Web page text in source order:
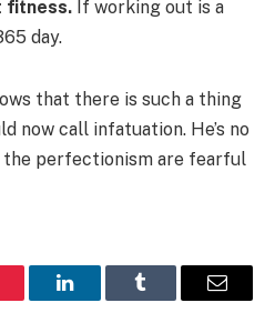
fitness. If working out is a
day.
that there is such a thing
now call infatuation. He’s no
the perfectionism are fearful
LinkedInTumblr Email